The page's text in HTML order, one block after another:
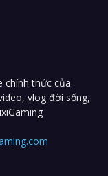
chính thức của
vlog đời sống,